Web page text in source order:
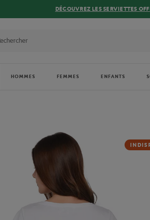
DÉCOUVREZ LES SERVIETTES
HOMMES FEMMES ENFANTS